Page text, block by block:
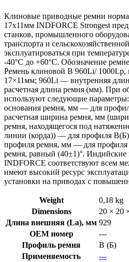
Клиновые приводные ремни
17х11мм INDFORCE Strongest
станков, промышленного
транспорта и
эксплуатироваться при
-40°С до +60°С. Обозначение
Ремень клиновой B 960Li/
17×11мм; 960Li — внутренняя
расчетная длина ремня (мм). При
используют следующие
основания ремня, мм — для
расчетная ширина ремня, мм
ремня, находящегося под
линии (корда)) — для профиля
профиля ремня, мм — для
ремня, равный (40±1)°.
INDFORCE соответствуют всем
имеют высокий ресурс
установки на приводах с
Weight
0,18 kg
Dimensions
20 × 20
Длина внешняя (La), мм 929
OEM номер
---
Профиль ремня
B (Б)
Применяемость
---